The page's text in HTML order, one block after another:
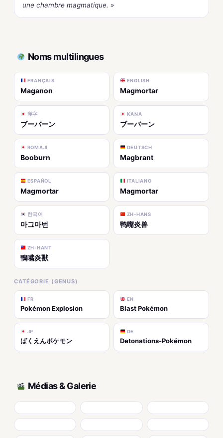
une chambre magmatique. »
Noms multilingues
FRANÇAIS
Maganon
ENGLISH
Magmortar
漢字
ブーバーン
KANA
ブーバーン
ROMAJI
Booburn
DEUTSCH
Magbrant
ESPAÑOL
Magmortar
ITALIANO
Magmortar
한국어
마그마번
ZH-HANS
鸭嘴炎兽
ZH-HANT
鴨嘴炎獸
CATÉGORIE (GENUS)
FR
Pokémon Explosion
EN
Blast Pokémon
JP
ばくえんポケモン
DE
Detonations-Pokémon
Médias & Galerie